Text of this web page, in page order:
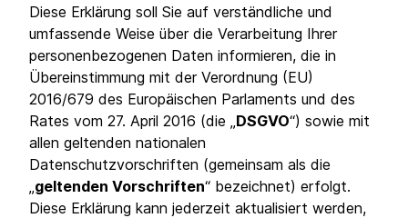
Diese Erklärung soll Sie auf verständliche und
umfassende Weise über die Verarbeitung Ihrer
personenbezogenen Daten informieren, die in
Übereinstimmung mit der Verordnung (EU)
2016/679 des Europäischen Parlaments und des
Rates vom 27. April 2016 (die „DSGVO“) sowie mit
allen geltenden nationalen
Datenschutzvorschriften (gemeinsam als die
„geltenden Vorschriften“ bezeichnet) erfolgt.
Diese Erklärung kann jederzeit aktualisiert werden,